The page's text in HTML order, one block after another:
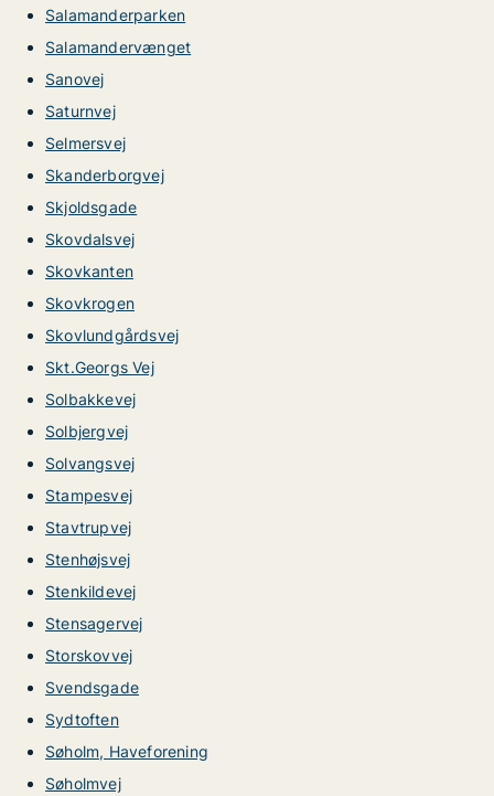
Salamanderparken
Salamandervænget
Sanovej
Saturnvej
Selmersvej
Skanderborgvej
Skjoldsgade
Skovdalsvej
Skovkanten
Skovkrogen
Skovlundgårdsvej
Skt.Georgs Vej
Solbakkevej
Solbjergvej
Solvangsvej
Stampesvej
Stavtrupvej
Stenhøjsvej
Stenkildevej
Stensagervej
Storskovvej
Svendsgade
Sydtoften
Søholm, Haveforening
Søholmvej